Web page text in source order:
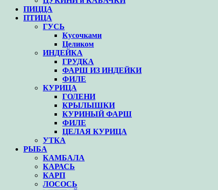
ПИЦЦА
ПТИЦА
ГУСЬ
Кусочками
Целиком
ИНДЕЙКА
ГРУДКА
ФАРШ ИЗ ИНДЕЙКИ
ФИЛЕ
КУРИЦА
ГОЛЕНИ
КРЫЛЫШКИ
КУРИНЫЙ ФАРШ
ФИЛЕ
ЦЕЛАЯ КУРИЦА
УТКА
РЫБА
КАМБАЛА
КАРАСЬ
КАРП
ЛОСОСЬ